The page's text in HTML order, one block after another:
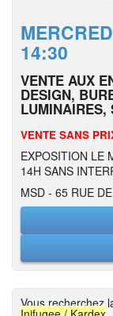
14:30
VENTE AUX
DESIGN,
LUMINAIRES,
VENTE SANS
EXPOSITION LE
14H SANS
MSD - 65 RUE
Vous recherchez